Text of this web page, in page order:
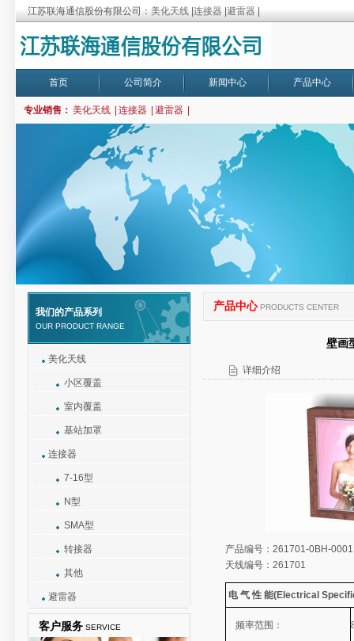
江苏联海通信股份有限公司： 美化天线 连接器 避雷器
首页 公司简介 新闻中心 产品中心
专业销售： 美化天线 连接器 避雷器
我们的产品系列
OUR PRODUCT RANGE
美化天线
小区覆盖
室内覆盖
基站加罩
连接器
7-16型
N型
SMA型
转接器
其他
避雷器
客户服务 SERVICE
产品中心 PRODUCTS CENTER
壁画
详细介绍
产品编号：261701-0BH-0001
天线编号：261701
电 气 性 能(Electrical
频率范围：